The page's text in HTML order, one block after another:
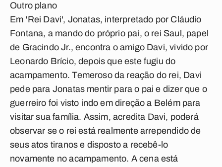
Outro plano
Em 'Rei Davi', Jonatas, interpretado por Cláudio
Fontana, a mando do próprio pai, o rei Saul, papel
de Gracindo Jr., encontra o amigo Davi, vivido por
Leonardo Brício, depois que este fugiu do
acampamento. Temeroso da reação do rei, Davi
pede para Jonatas mentir para o pai e dizer que o
guerreiro foi visto indo em direção a Belém para
visitar sua família. Assim, acredita Davi, poderá
observar se o rei está realmente arrependido de
seus atos tiranos e disposto a recebê-lo
novamente no acampamento. A cena está